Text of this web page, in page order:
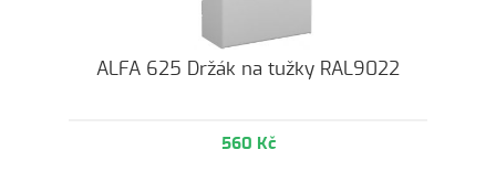
ALFA 625 Držák na tužky RAL9022
560 Kč